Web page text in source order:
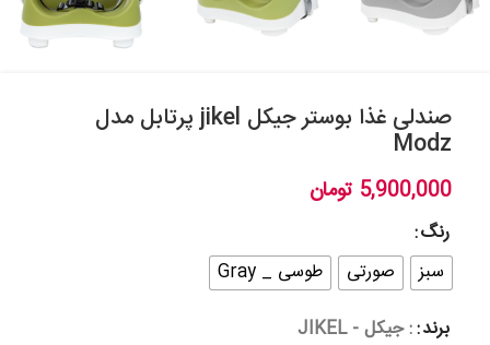
صندلی غذا بوستر جیکل jikel پرتابل مدل
Modz
5,900,000 تومان
رنگ
سبز
صورتی
طوسی _ Gray
برند : جیکل - JIKEL